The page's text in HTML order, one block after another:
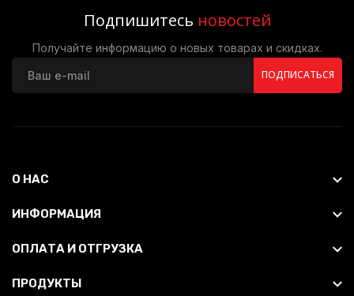
Подпишитесь новостей
Получайте информацию о новых товарах и скидках.
ПОДПИСАТЬСЯ
О НАС
ИНФОРМАЦИЯ
ОПЛАТА И ОТГРУЗКА
ПРОДУКТЫ